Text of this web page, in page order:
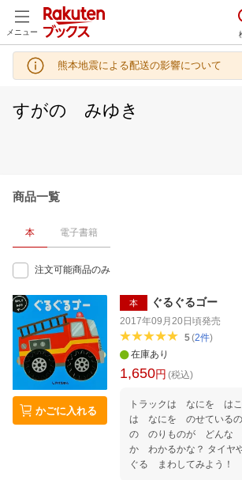
メニュー
熊本地震による配送の影響について
すがの みゆき
商品一覧
本 電子書籍
注文可能商品のみ
かごに入れる
本 ぐるぐるゴー
2017年09月20日頃発売
5(2件)
在庫あり
1,650円 (税込)
トラックは なにを はこ
は なにを のせているの
の のりものが どんな
か わかるかな？ タイ
ぐる まわしてみよう！